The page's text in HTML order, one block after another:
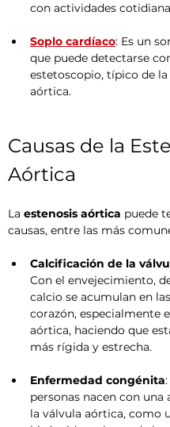
con actividades
Soplo cardíaco: Es un
que puede detectarse
estetoscopio, típico de la
aórtica.
Causas de la
Aórtica
La estenosis aórtica puede
causas, entre las más
Calcificación de la
Con el envejecimiento,
calcio se acumulan en
corazón, especialmente
aórtica, haciendo que
más rígida y estrecha.
Enfermedad congénita
personas nacen con una
la válvula aórtica, como